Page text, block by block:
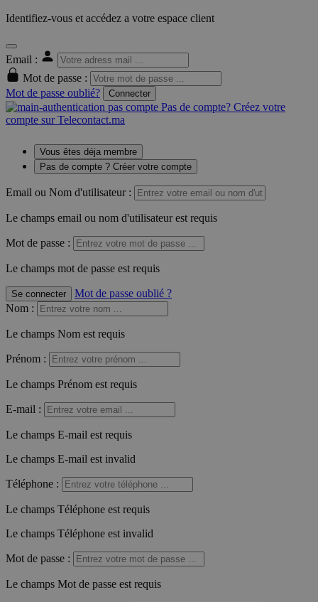
Identifiez-vous et accédez a votre espace client
Email :
Mot de passe :
Mot de passe oublié?
Connecter
Pas de compte? Créez votre
compte sur Telecontact.ma
Vous êtes déja membre
Pas de compte ? Créer votre compte
Email ou Nom d'utilisateur :
Le champs email ou nom d'utilisateur est requis
Mot de passe :
Le champs mot de passe est requis
Se connecter
Mot de passe oublié ?
Nom :
Le champs Nom est requis
Prénom :
Le champs Prénom est requis
E-mail :
Le champs E-mail est requis
Le champs E-mail est invalid
Téléphone :
Le champs Téléphone est requis
Le champs Téléphone est invalid
Mot de passe :
Le champs Mot de passe est requis